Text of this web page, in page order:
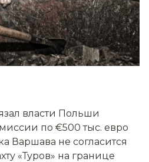
власти Польши
по €500 тыс. евро
Варшава не согласится
«Туров» на границе